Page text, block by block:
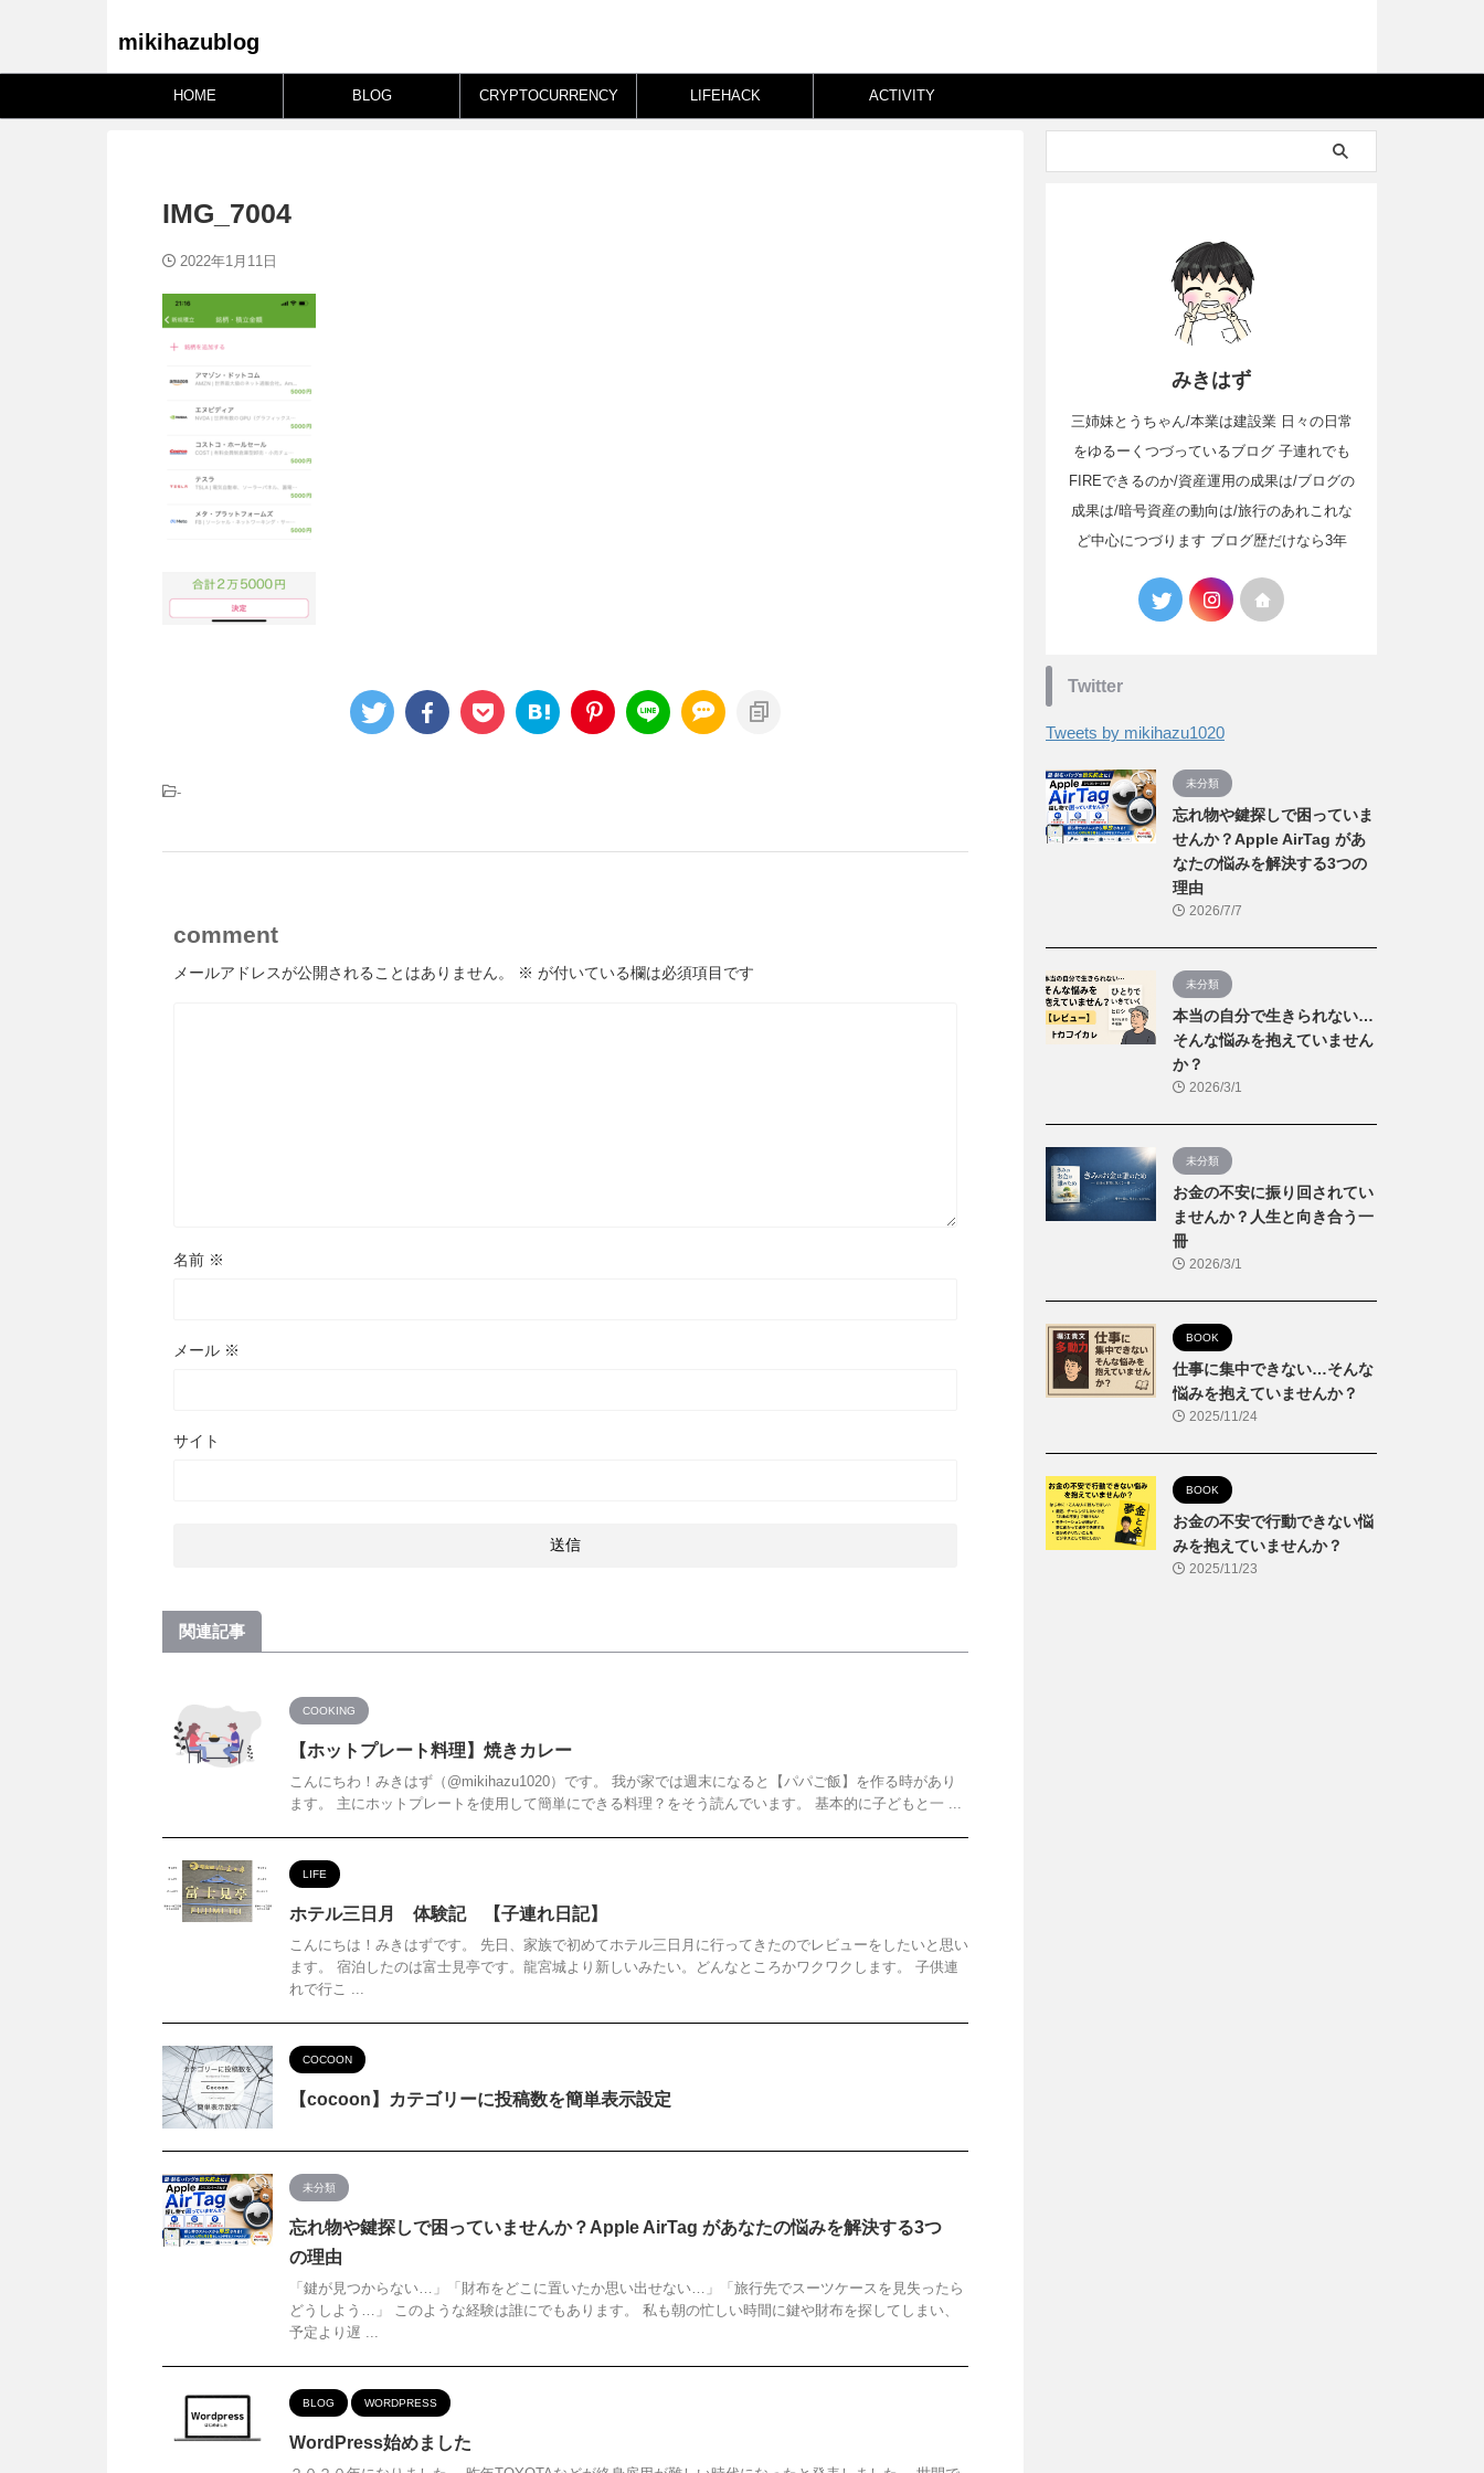
mikihazublog
HOME BLOG CRYPTOCURRENCY LIFEHACK ACTIVITY
IMG_7004
2022年1月11日
-
comment
メールアドレスが公開されることはありません。 ※ が付いている欄は必須項目です
名前 ※
メール ※
サイト
関連記事
COOKING
【ホットプレート料理】焼きカレー
こんにちわ！みきはず（@mikihazu1020）です。 我が家では週末になると【パパご飯】を作る時があり
ます。 主にホットプレートを使用して簡単にできる料理？をそう読んでいます。 基本的に子どもと一 ...
LIFE
ホテル三日月 体験記 【子連れ日記】
こんにちは！みきはずです。 先日、家族で初めてホテル三日月に行ってきたのでレビューをしたいと思い
ます。 宿泊したのは富士見亭です。龍宮城より新しいみたい。どんなところかワクワクします。 子供連
れで行こ ...
COCOON
【cocoon】カテゴリーに投稿数を簡単表示設定
未分類
忘れ物や鍵探しで困っていませんか？Apple AirTag があなたの悩みを解決する3つ
の理由
「鍵が見つからない…」「財布をどこに置いたか思い出せない…」「旅行先でスーツケースを見失ったら
どうしよう…」 このような経験は誰にでもあります。 私も朝の忙しい時間に鍵や財布を探してしまい、
予定より遅 ...
BLOG WORDPRESS
WordPress始めました
みきはず
三姉妹とうちゃん/本業は建設業 日々の日常
をゆるーくつづっているブログ 子連れでも
FIREできるのか/資産運用の成果は/ブログの
成果は/暗号資産の動向は/旅行のあれこれな
ど中心につづります ブログ歴だけなら3年
Twitter
Tweets by mikihazu1020
未分類
忘れ物や鍵探しで困っていま
せんか？Apple AirTag があ
なたの悩みを解決する3つの
理由
2026/7/7
未分類
本当の自分で生きられない…
そんな悩みを抱えていません
か？
2026/3/1
未分類
お金の不安に振り回されてい
ませんか？人生と向き合う一
冊
2026/3/1
BOOK
仕事に集中できない…そんな
悩みを抱えていませんか？
2025/11/24
BOOK
お金の不安で行動できない悩
みを抱えていませんか？
2025/11/23